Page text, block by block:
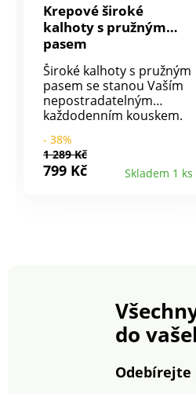
Krepové široké
kalhoty s pružným
pasem
Široké kalhoty s pružným
pasem se stanou Vaším
nepostradatelným
každodenním kouskem.
krepu příjemného na
nošení. Vysoký pas.
Široký aktuální střih.
- 38%
1 289 Kč
799 Kč Skladem 1 ks
do